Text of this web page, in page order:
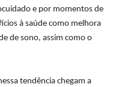
e por momentos de
à saúde como melhora
de sono, assim como o
tendência chegam a